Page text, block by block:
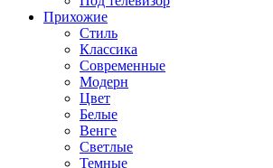
Прихожие
Стиль
Классика
Современные
Модерн
Цвет
Белые
Венге
Светлые
Темные